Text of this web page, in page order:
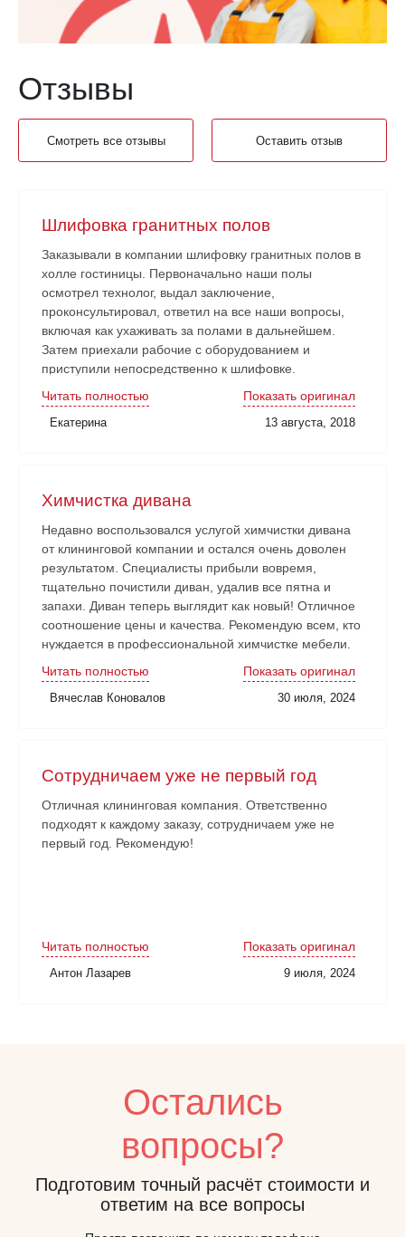
Отзывы
Смотреть все отзывы Оставить отзыв
Шлифовка гранитных полов
Заказывали в компании шлифовку гранитных полов в
холле гостиницы. Первоначально наши полы
осмотрел технолог, выдал заключение,
проконсультировал, ответил на все наши вопросы,
включая как ухаживать за полами в дальнейшем.
Затем приехали рабочие с оборудованием и
приступили непосредственно к шлифовке.
наши замечания и пожелания учитывали. Работа
сдана в срок. Очень довольны!
Читать полностью Показать оригинал
Екатерина 13 августа, 2018
Химчистка дивана
Недавно воспользовался услугой химчистки дивана
от клининговой компании и остался очень доволен
результатом. Специалисты прибыли вовремя,
тщательно почистили диван, удалив все пятна и
запахи. Диван теперь выглядит как новый! Отличное
соотношение цены и качества. Рекомендую всем, кто
нуждается в профессиональной химчистке мебели.
Читать полностью
Показать оригинал
Вячеслав Коновалов 30 июля, 2024
Сотрудничаем уже не первый год
Отличная клининговая компания. Ответственно
подходят к каждому заказу, сотрудничаем уже не
первый год. Рекомендую!
Читать полностью Показать оригинал
Антон Лазарев 9 июля, 2024
Остались
вопросы?
Подготовим точный расчёт стоимости и
ответим на все вопросы